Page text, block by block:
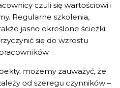
czuli się wartościowi i
Regularne szkolenia,
jasno określone ścieżki
się do wzrostu
możemy zauważyć, że
od szeregu czynników –